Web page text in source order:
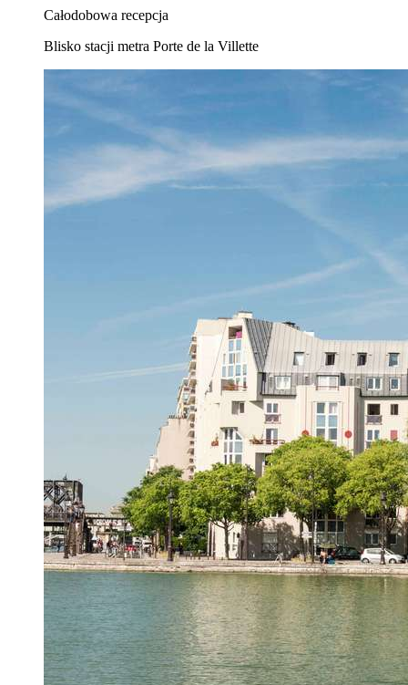
Całodobowa recepcja
Blisko stacji metra Porte de la Villette